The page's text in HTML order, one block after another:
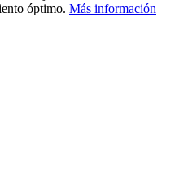
óptimo. Más información